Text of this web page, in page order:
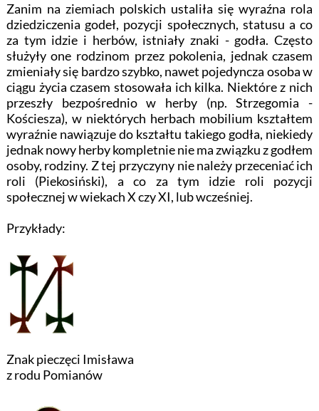
Zanim na ziemiach polskich ustaliła się wyraźna rola
dziedziczenia godeł, pozycji społecznych, statusu a co
za tym idzie i herbów, istniały znaki - godła. Często
służyły one rodzinom przez pokolenia, jednak czasem
zmieniały się bardzo szybko, nawet pojedyncza osoba w
ciągu życia czasem stosowała ich kilka. Niektóre z nich
przeszły bezpośrednio w herby (np. Strzegomia -
Kościesza), w niektórych herbach mobilium kształtem
wyraźnie nawiązuje do kształtu takiego godła, niekiedy
jednak nowy herby kompletnie nie ma związku z godłem
osoby, rodziny. Z tej przyczyny nie należy przeceniać ich
roli (Piekosiński), a co za tym idzie roli pozycji
społecznej w wiekach X czy XI, lub wcześniej.
Przykłady:
Znak pieczęci Imisława
z rodu Pomianów